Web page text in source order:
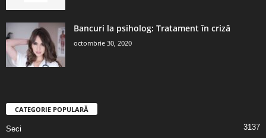
Bancuri la psiholog: Tratament în criză
octombrie 30, 2020
CATEGORIE POPULARĂ
Seci 3137